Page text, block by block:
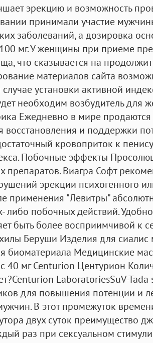
эрекцию и возможность
принимали участие
заболеваний, а дозировка
мг. У женщины при приеме
что сказывается на
материалов сайта
случае установки активной
необходим возбудитель для
Ежедневно в мире продаются
восстановления и поддержки
кровоприток к
Побочные эффекты
препаратов. Виагра Софт
эрекции психогенного
применения "Левитры"
либо побочных действий.
быть более восприимчивой к
Беруши Изделия для
биоматериала Медицинские
40 мг Centurion Центурион
LaboratoriesSuV-
для повышения потенции и
В этот промежуток
двух суток преимущество
раз при сексуальном